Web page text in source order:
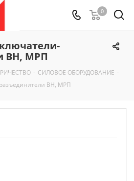
0
ВН, МРП
- СИЛОВОЕ ОБОРУДОВАНИЕ -
ВН, МРП